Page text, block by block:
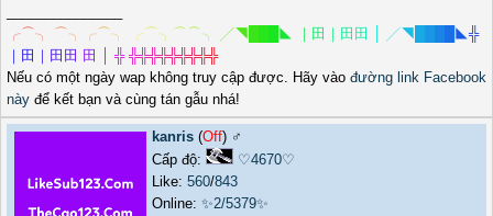
╭⌒╮ ⌒╮ ╭⌒╮ ╭⌒╮ ⌒⌒╮ ╱◥ ◣ ｜ 田 ｜ 田 田 ╱◥ ◣╬
｜ 田 ｜ 田 田 田 ╬ ╬╬╬╬╬╬╬╬╬
Nếu có một ngày wap không truy cập được. Hãy vào đường link Facebook
này để kết bạn và cùng tán gẫu nhá!
kanris (Off) ♂️
Cấp độ:
♡4670♡
Like: 560/843
Online: ✨2/5379✨